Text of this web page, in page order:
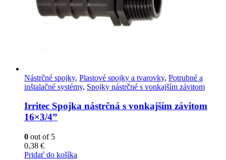
Nástrčné spojky, Plastové spojky a tvarovky, Potrubné a
inštalačné systémy, Spojky nástrčné s vonkajším závitom
Irritec Spojka nástrčná s vonkajším závitom
16×3/4”
0 out of 5
0,38 €
Pridať do košíka